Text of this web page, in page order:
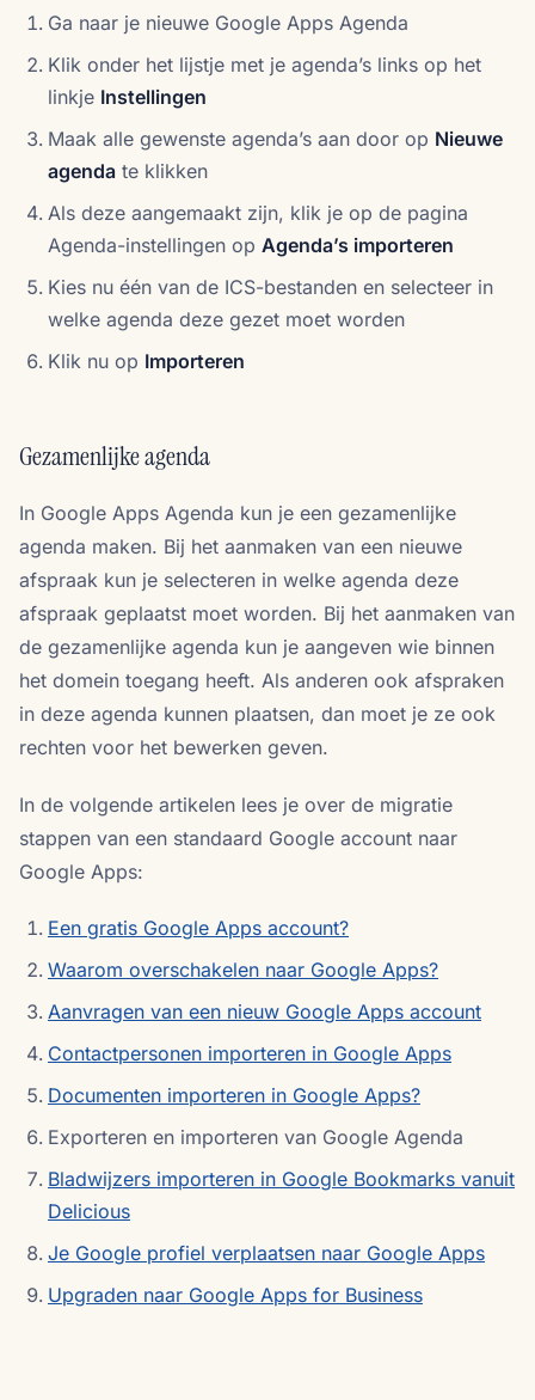
Ga naar je nieuwe Google Apps Agenda
Klik onder het lijstje met je agenda’s links op het
linkje Instellingen
Maak alle gewenste agenda’s aan door op Nieuwe
agenda te klikken
Als deze aangemaakt zijn, klik je op de pagina
Agenda-instellingen op Agenda’s importeren
Kies nu één van de ICS-bestanden en selecteer in
welke agenda deze gezet moet worden
Klik nu op Importeren
Gezamenlijke agenda
In Google Apps Agenda kun je een gezamenlijke
agenda maken. Bij het aanmaken van een nieuwe
afspraak kun je selecteren in welke agenda deze
afspraak geplaatst moet worden. Bij het aanmaken van
de gezamenlijke agenda kun je aangeven wie binnen
het domein toegang heeft. Als anderen ook afspraken
in deze agenda kunnen plaatsen, dan moet je ze ook
rechten voor het bewerken geven.
In de volgende artikelen lees je over de migratie
stappen van een standaard Google account naar
Google Apps:
Een gratis Google Apps account?
Waarom overschakelen naar Google Apps?
Aanvragen van een nieuw Google Apps account
Contactpersonen importeren in Google Apps
Documenten importeren in Google Apps?
Exporteren en importeren van Google Agenda
Bladwijzers importeren in Google Bookmarks vanuit
Delicious
Je Google profiel verplaatsen naar Google Apps
Upgraden naar Google Apps for Business